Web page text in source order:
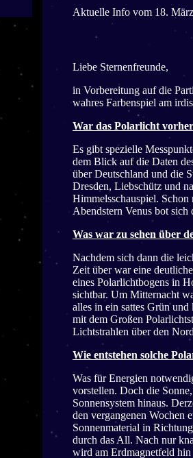
Aktuelle Info vom 18.
Liebe Sternenfreunde,
in Vorbereitung auf die
wahres Farbenspiel am
War das Polarlicht
Es gibt spezielle
dem Blick auf die Daten
über Deutschland und die
Dresden, Liebschütz und
Himmelsschauspiel.
Abendstern Venus bot
Was war zu sehen über
Nachdem sich dann die
Zeit über war eine
eines Polarlichtbogens in
sichtbar. Um Mitternacht
alles in ein sattes Grün
mit dem Großen
Lichtstrahlen über den
Wie entstehen solche
Was für Energien
vorstellen. Doch die
Sonnensystem hinaus.
den vergangenen Wochen
Sonnenmaterial in
durch das All. Nach nur
wird am Erdmagnetfeld